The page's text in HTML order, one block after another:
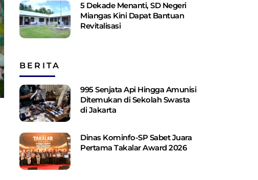
5 Dekade Menanti, SD Negeri
Miangas Kini Dapat Bantuan
Revitalisasi
BERITA
995 Senjata Api Hingga Amunisi
Ditemukan di Sekolah Swasta
di Jakarta
Dinas Kominfo-SP Sabet Juara
Pertama Takalar Award 2026